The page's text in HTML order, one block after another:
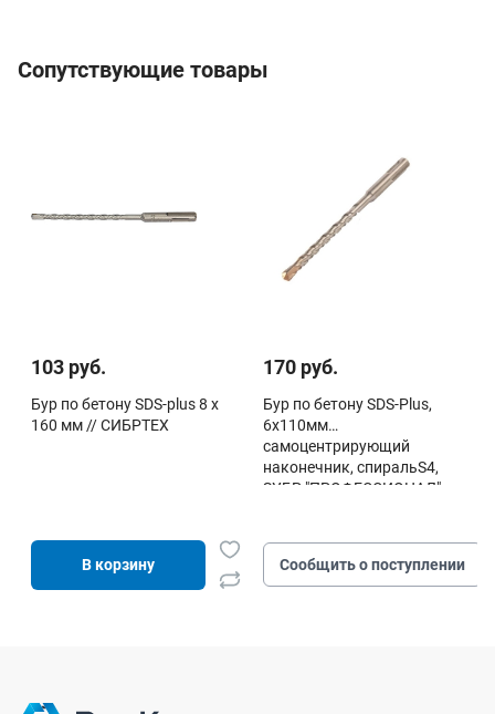
Сопутствующие товары
103 руб.
Бур по бетону SDS-plus 8 х
160 мм // СИБРТЕХ
В корзину
170 руб.
Бур по бетону SDS-Plus,
6х110мм
самоцентрирующий
наконечник, спиральS4,
ЗУБР "ПРОФЕССИОНАЛ"
Сообщить о поступлении